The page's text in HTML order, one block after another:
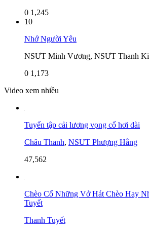
0 1,245
10
Nhớ Người Yêu
NSƯT Minh Vương, NSƯT Thanh
0 1,173
Video xem nhiều
Tuyển tập cải lương vọng cổ hơi dài
Châu Thanh, NSƯT Phượng Hằng
47,562
Chèo Cổ Những Vở Hát Chèo Hay
Tuyết
Thanh Tuyết